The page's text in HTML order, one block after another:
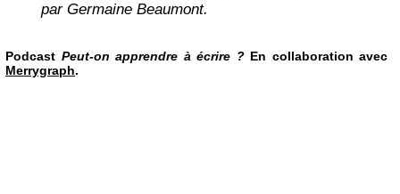
par Germaine Beaumont.
Podcast Peut-on apprendre à écrire ?En collaboration avec
Merrygraph.